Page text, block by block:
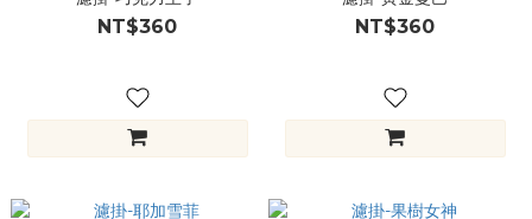
NT$360 NT$360